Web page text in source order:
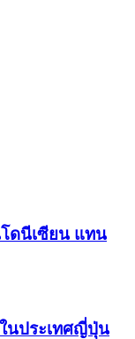
โดนีเซียน แทน
นประเทศญี่ปุ่น